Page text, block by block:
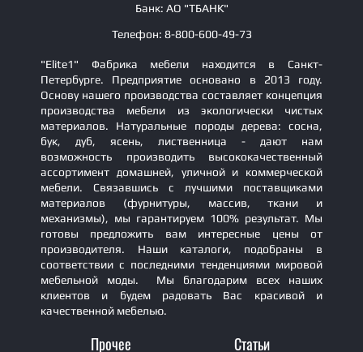
Банк: АО "ТБАНК"
Телефон: 8-800-600-49-73
"Elite1" Фабрика мебели находится в Санкт-
Петербурге. Предприятие основано в 2013 году.
Основу нашего производства составляет концепция
производства мебели из экологически чистых
материалов. Натуральные породы дерева: сосна,
бук, дуб, ясень, лиственница - дают нам
возможность производить высококачественный
ассортимент домашней, уличной и коммерческой
мебели. Связавшись с лучшими поставщиками
материалов (фурнитуры, массив, ткани и
механизмы), мы гарантируем 100% результат. Мы
готовы предложить вам интересные цены от
производителя. Наши каталоги, подобраны в
соответствии с последними тенденциями мировой
мебельной моды. Мы благодарим всех наших
клиентов и будем радовать Вас красивой и
качественной мебелью.
Прочее Статьи